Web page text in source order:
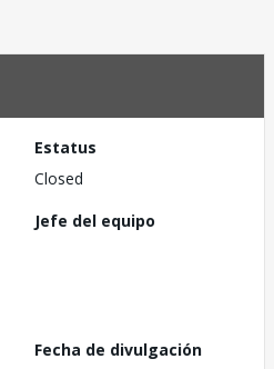
Estatus
Closed
Jefe del equipo
Fecha de divulgación